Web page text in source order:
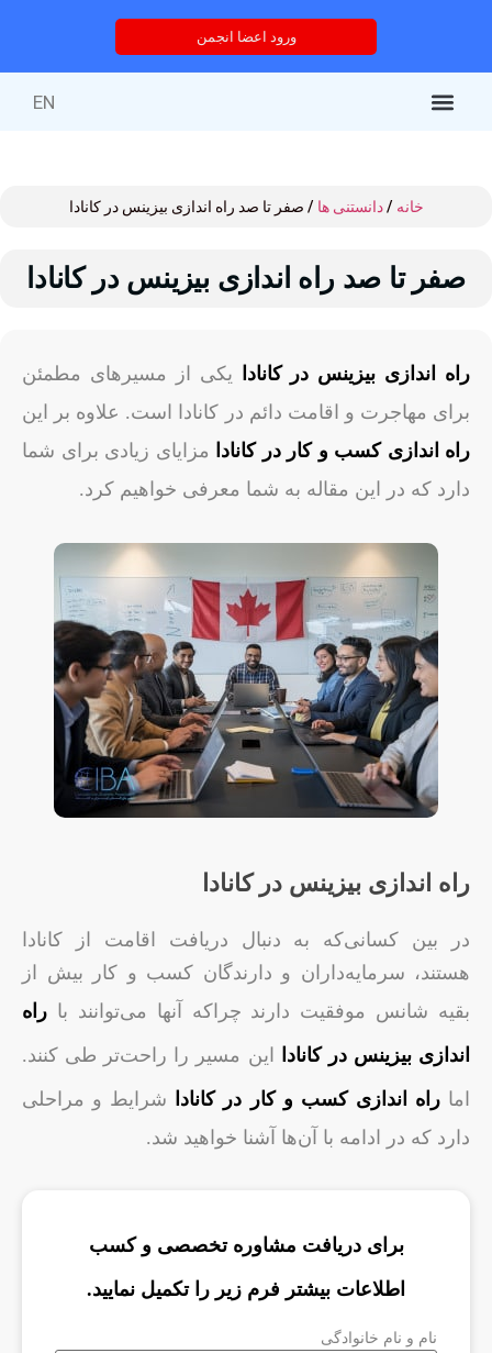
ورود اعضا انجمن
EN
خانه /دانستنی ها / صفر تا صد راه اندازی بیزینس در کانادا
صفر تا صد راه اندازی بیزینس در کانادا
راه اندازی بیزینس در کانادا
یکی از مسیرهای مطمئن
برای مهاجرت و اقامت دائم در کانادا است. علاوه بر این
راه اندازی کسب و کار در کانادا
مزایای زیادی برای شما
دارد که در این مقاله به شما معرفی خواهیم کرد.
راه اندازی بیزینس در کانادا
در بین کسانی‌که به دنبال دریافت اقامت از کانادا
هستند، سرمایه‌داران و دارندگان کسب و کار بیش از
بقیه شانس موفقیت دارند چراکه آنها می‌توانند با راه
اندازی بیزینس در کانادا
این مسیر را راحت‌تر طی کنند.
اماراه ‌اندازی کسب و کار در کانادا
شرایط و مراحلی
دارد که در ادامه با آن‌ها آشنا خواهید شد.
برای دریافت مشاوره تخصصی و کسب
اطلاعات بیشتر فرم زیر را تکمیل نمایید.
نام و نام خانوادگی